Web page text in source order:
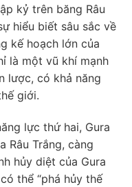
kỷ trên băng Râu
hiểu biết sâu sắc về
kế hoạch lớn của
là một vũ khí mạnh
lược, có khả năng
giới.
lực thứ hai, Gura
Râu Trắng, càng
hủy diệt của Gura
thể “phá hủy thế